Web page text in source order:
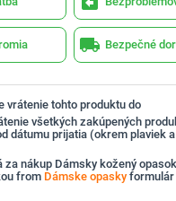
local_shipping Bezpečné
vrátenie tohto produktu do
všetkých zakúpených
dátumu prijatia (okrem plaviek
za nákup Dámsky kožený
from Dámske opaskyformulár